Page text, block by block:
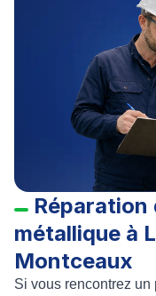
Réparation
métallique à
Montceaux
Si vous rencontrez un